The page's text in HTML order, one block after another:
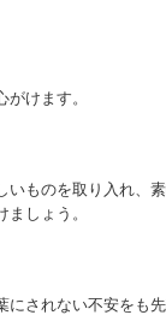
けます。
ものを取り入れ、
しょう。
されない不安をも先